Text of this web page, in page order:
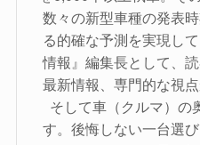
数々の新型車種の発表
る的確な予測を実現し
情報』編集長として、
最新情報、専門的な視
そして車（クルマ）の
す。後悔しない一台選